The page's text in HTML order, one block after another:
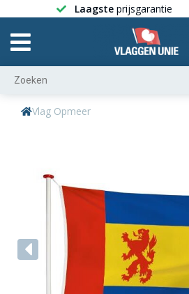
Laagste prijsgarantie
Vlag Opmeer